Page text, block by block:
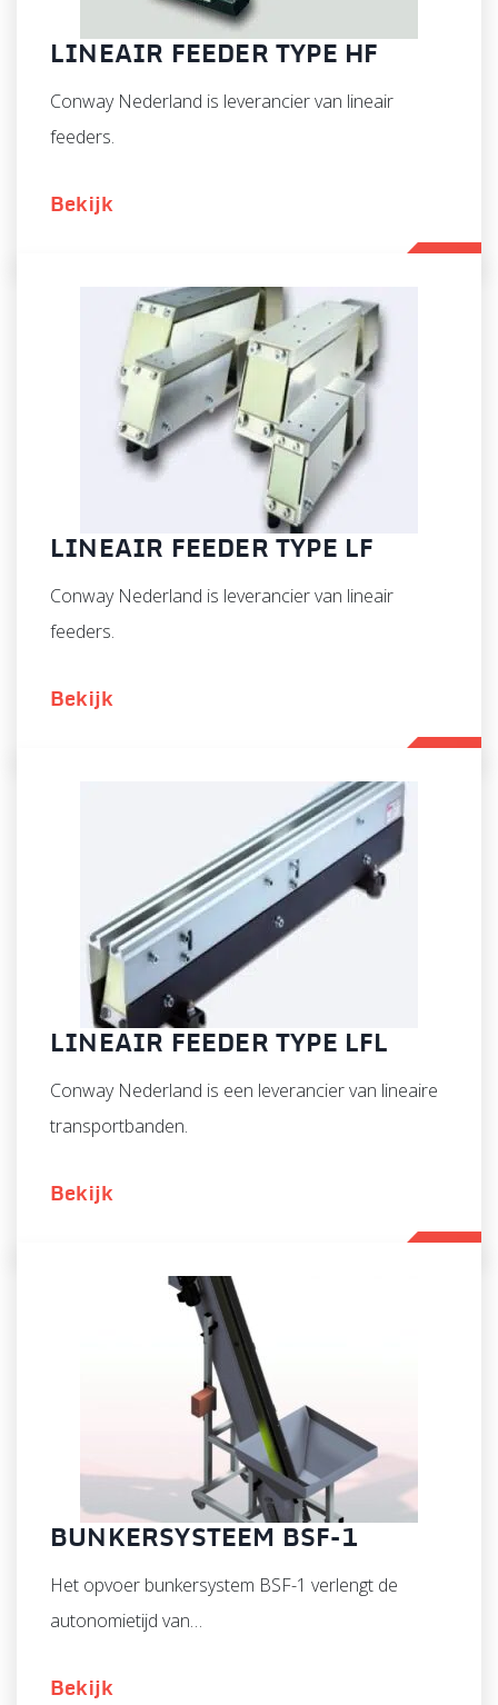
LINEAIR FEEDER TYPE HF
Conway Nederland is leverancier van lineair
feeders.
Bekijk
LINEAIR FEEDER TYPE LF
Conway Nederland is leverancier van lineair
feeders.
Bekijk
LINEAIR FEEDER TYPE LFL
Conway Nederland is een leverancier van lineaire
transportbanden.
Bekijk
BUNKERSYSTEEM BSF-1
Het opvoer bunkersystem BSF-1 verlengt de
autonomietijd van…
Bekijk